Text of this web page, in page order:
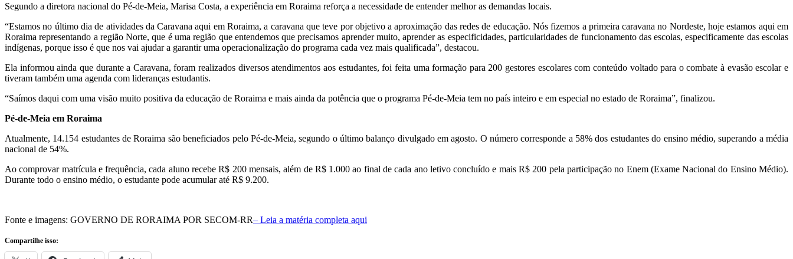
Roraima representando a região Norte, que é uma região que entendemos que precisamos aprender muito, aprender as especificidades, particularidades de funcionamento das escolas, especificamente das escolas
indígenas, porque isso é que nos vai ajudar a garantir uma operacionalização do programa cada vez mais qualificada”, destacou.
tiveram também uma agenda com lideranças estudantis.
nacional de 54%.
Durante todo o ensino médio, o estudante pode acumular até R$ 9.200.
X Facebook Mais